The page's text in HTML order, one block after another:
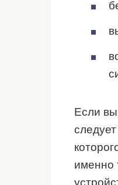
Если вы
именно